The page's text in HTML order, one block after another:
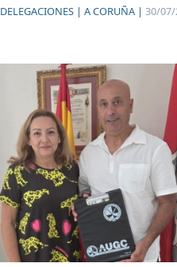
DELEGACIONES | A CORUÑA | 30/